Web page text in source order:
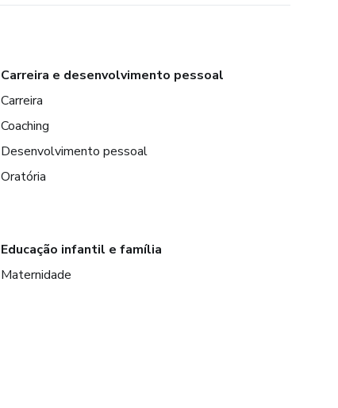
Carreira e desenvolvimento pessoal
Carreira
Coaching
Desenvolvimento pessoal
Oratória
Educação infantil e família
Maternidade